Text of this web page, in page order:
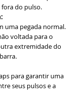
do pulso.
uma pegada normal.
voltada para o
extremidade do
para garantir uma
seus pulsos e a